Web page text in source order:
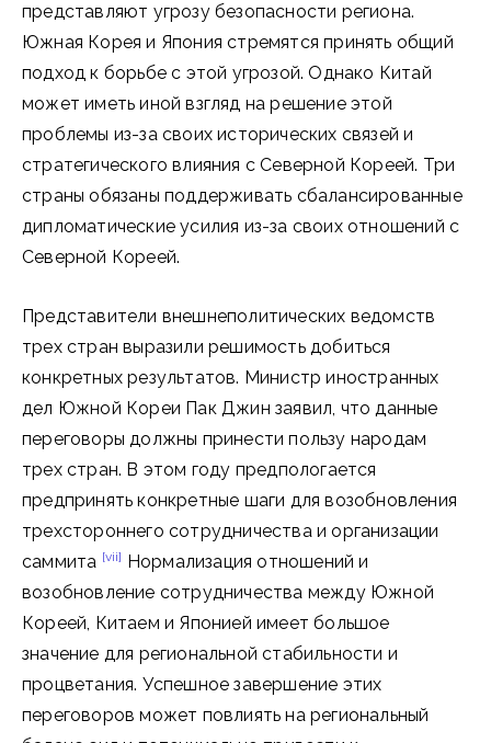
представляют угрозу безопасности региона.
Южная Корея и Япония стремятся принять общий
подход к борьбе с этой угрозой. Однако Китай
может иметь иной взгляд на решение этой
проблемы из-за своих исторических связей и
стратегического влияния с Северной Кореей. Три
страны обязаны поддерживать сбалансированные
дипломатические усилия из-за своих отношений с
Северной Кореей.
Представители внешнеполитических ведомств
трех стран выразили решимость добиться
конкретных результатов. Министр иностранных
дел Южной Кореи Пак Джин заявил, что данные
переговоры должны принести пользу народам
трех стран. В этом году предпологается
предпринять конкретные шаги для возобновления
трехстороннего сотрудничества и организации
саммита [vii] Нормализация отношений и
возобновление сотрудничества между Южной
Кореей, Китаем и Японией имеет большое
значение для региональной стабильности и
процветания. Успешное завершение этих
переговоров может повлиять на региональный